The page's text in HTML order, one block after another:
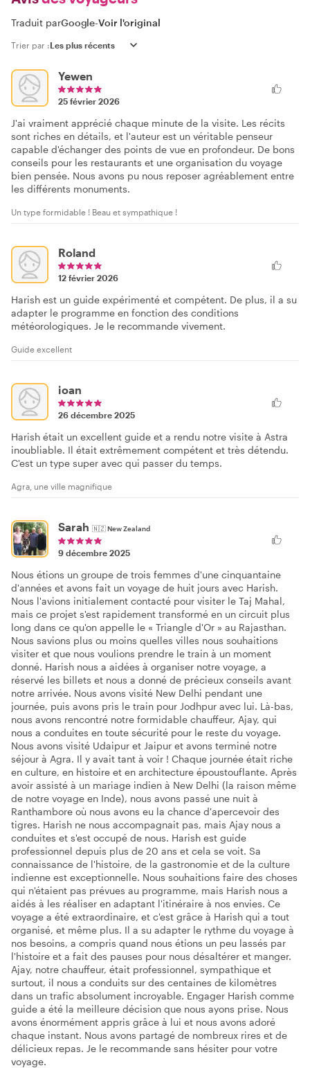
Traduit parGoogle-Voir l'original
Trier par :
Yewen
25 février 2026
J'ai vraiment apprécié chaque minute de la visite. Les récits
sont riches en détails, et l'auteur est un véritable penseur
capable d'échanger des points de vue en profondeur. De bons
conseils pour les restaurants et une organisation du voyage
bien pensée. Nous avons pu nous reposer agréablement entre
les différents monuments.
Un type formidable ! Beau et sympathique !
Roland
12 février 2026
Harish est un guide expérimenté et compétent. De plus, il a su
adapter le programme en fonction des conditions
météorologiques. Je le recommande vivement.
Guide excellent
ioan
26 décembre 2025
Harish était un excellent guide et a rendu notre visite à Astra
inoubliable. Il était extrêmement compétent et très détendu.
C'est un type super avec qui passer du temps.
Agra, une ville magnifique
Sarah 🇳🇿New Zealand
9 décembre 2025
Nous étions un groupe de trois femmes d'une cinquantaine
d'années et avons fait un voyage de huit jours avec Harish.
Nous l'avions initialement contacté pour visiter le Taj Mahal,
mais ce projet s'est rapidement transformé en un circuit plus
long dans ce qu'on appelle le « Triangle d'Or » au Rajasthan.
Nous savions plus ou moins quelles villes nous souhaitions
visiter et que nous voulions prendre le train à un moment
donné. Harish nous a aidées à organiser notre voyage, a
réservé les billets et nous a donné de précieux conseils avant
notre arrivée. Nous avons visité New Delhi pendant une
journée, puis avons pris le train pour Jodhpur avec lui. Là-bas,
nous avons rencontré notre formidable chauffeur, Ajay, qui
nous a conduites en toute sécurité pour le reste du voyage.
Nous avons visité Udaipur et Jaipur et avons terminé notre
séjour à Agra. Il y avait tant à voir ! Chaque journée était riche
en culture, en histoire et en architecture époustouflante. Après
avoir assisté à un mariage indien à New Delhi (la raison même
de notre voyage en Inde), nous avons passé une nuit à
Ranthambore où nous avons eu la chance d'apercevoir des
tigres. Harish ne nous accompagnait pas, mais Ajay nous a
conduites et s'est occupé de nous. Harish est guide
professionnel depuis plus de 20 ans et cela se voit. Sa
connaissance de l'histoire, de la gastronomie et de la culture
indienne est exceptionnelle. Nous souhaitions faire des choses
qui n'étaient pas prévues au programme, mais Harish nous a
aidés à les réaliser en adaptant l'itinéraire à nos envies. Ce
voyage a été extraordinaire, et c'est grâce à Harish qui a tout
organisé, et même plus. Il a su adapter le rythme du voyage à
nos besoins, a compris quand nous étions un peu lassés par
l'histoire et a fait des pauses pour nous désaltérer et manger.
Ajay, notre chauffeur, était professionnel, sympathique et
surtout, il nous a conduits sur des centaines de kilomètres
dans un trafic absolument incroyable. Engager Harish comme
guide a été la meilleure décision que nous ayons prise. Nous
avons énormément appris grâce à lui et nous avons adoré
chaque instant. Nous avons partagé de nombreux rires et de
délicieux repas. Je le recommande sans hésiter pour votre
voyage.